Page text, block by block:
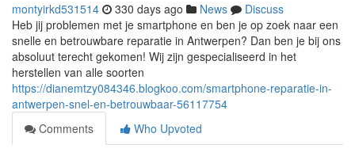
montyirkd531514 330 days ago News
Discuss
Heb jij problemen met je smartphone en ben je op zoek naar een
snelle en betrouwbare reparatie in Antwerpen? Dan ben je bij ons
absoluut terecht gekomen! Wij zijn gespecialiseerd in het
herstellen van alle soorten
https://dianemtzy084346.blogkoo.com/smartphone-reparatie-in-
antwerpen-snel-en-betrouwbaar-56117754
Comments
Who Upvoted